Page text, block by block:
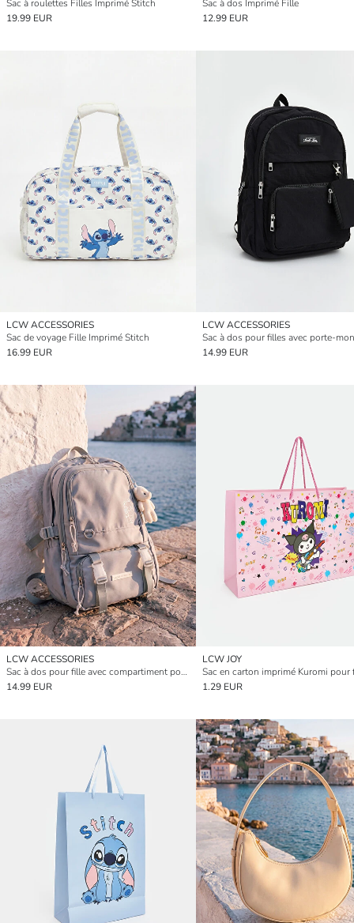
Sac à roulettes Filles Imprimé Stitch
19.99 EUR
Sac à dos Imprimé Fille
12.99 EUR
LCW ACCESSORIES
Sac de voyage Fille Imprimé Stitch
16.99 EUR
LCW ACCESSORIES
14.99 EUR
LCW ACCESSORIES
Sac à dos pour fille avec compartiment pour ordinateur portable
14.99 EUR
LCW JOY
Sac en carton imprimé Kuromi pour
1.29 EUR